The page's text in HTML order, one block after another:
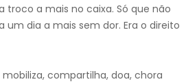
a mais no caixa. Só que não
um dia a mais sem dor. Era o direito
compartilha, doa, chora